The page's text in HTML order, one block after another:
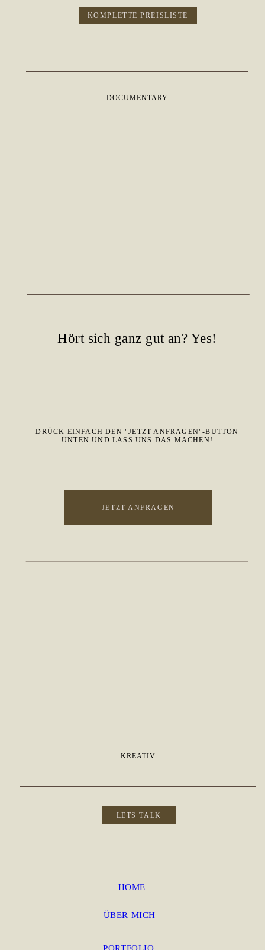
KOMPLETTE PREISLISTE
Hört sich ganz gut an? Yes!
DRÜCK EINFACH DEN "JETZT ANFRAGEN"-BUTTON
UNTEN UND LASS UNS DAS MACHEN!
JETZT ANFRAGEN
DOCUMENTARY
KREATIV
HOME
ÜBER MICH
LETS TALK